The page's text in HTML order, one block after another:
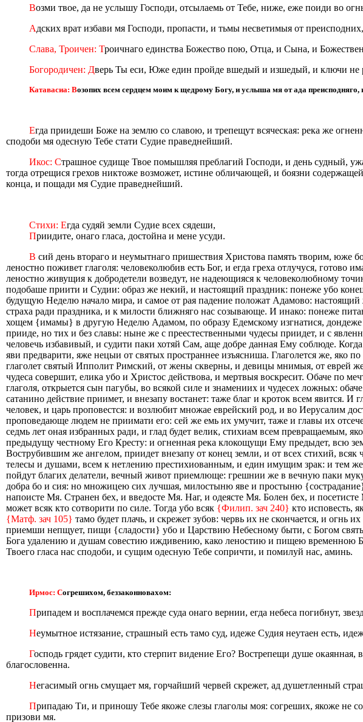
Возми твое, да не услышу Господи, отсылаемь от Тебе, ниже, еже поиди во
Адских врат избави мя Господи, пропасти, и тьмы несветимыя от
Слава, Троичен: Троичнаго единства Божество пою, Отца, и Сына, и
Богородичен: Дверь Ты еси, Юже един пройде вшедый и изшедый, и ключи не
Катавасиа: Возопих всем сердцем моим к щедрому Богу, и услыша мя от ада преисподняго,
Егда приидеши Боже на землю со славою, и трепещут всяческая: река же
сподоби мя одесную Тебе стати Судие праведнейший.
Икос: Страшное судище Твое помышляя преблагий Господи, и день судный,
тогда отрещися грехов никтоже возможет, истине обличающей, и боязни
конца, и пощади мя Судие праведнейший.
Стихи: Егда судяй земли Судие всех сядеши,
Приидите, онаго гласа, достойна и мене усуди.
В сий день втораго и неумытнаго пришествия Христова память творим, юже
леностно поживет глаголя: человеколюбив есть Бог, и егда греха отлучуся,
леностно живущия к добродетели возведут, не надеющияся к человеколюбному
подобаше приити и Судии: образ же некий, и настоящий праздник: понеже убо
будущую Неделю начало мира, и самое от рая падение положат Адамово:
страха ради праздника, и к милости ближняго нас созывающе. И инако: понеже
хощем {имамы} в другую Неделю Адамом, по образу Едемскому изгнатися,
прииде, но тих и без славы: ныне же с преестественными чудесы приидет, и с
человечь избавивый, и судити паки хотяй Сам, аще добре данная Ему соблюде.
яви предварити, яже нецыи от святых пространнее изъясниша. Глаголется же, яко
глаголет святый Ипполит Римский, от жены скверны, и девицы мнимыя, от еврей
чудеса совершит, елика убо и Христос действова, и мертвыя воскресит. Обаче по
глаголя, открыется сын пагубы, во всякой силе и знамениих и чудесех ложных:
сатанино действие приимет, и внезапу востанет: таже благ и кроток всем явится.
человек, и царь проповестся: и возлюбит множае еврейский род, и во Иерусалим
проповедающе людем не приимати его: сей же емь их умучит, таже и главы их
седмь лет оная избранных ради, и глад будет велик, стихиам всем превращаемым,
предыдущу честному Его Кресту: и огненная река клокощущи Ему предыдет, всю
Вострубившим же ангелом, приидет внезапу от конец земли, и от всех стихий,
телесы и душами, всем к нетлению престихиованным, и един имущим зрак: и тем
пойдут благих делатели, вечный живот приемлюще: грешнии же в вечную паки
добра бо и сия: но множицею сих лучшая, милостыню яве и простыню
напоисте Мя. Странен бех, и введосте Мя. Наг, и одеясте Мя. Болен бех, и
может всяк кто сотворити по силе. Тогда убо всяк {Филип. зач 240} кто исповесть,
{Матф. зач 105} тамо будет плачь, и скрежет зубов: червь их не скончается, и огнь их
приемши непщует, пищи {сладости} убо и Царствию Небесному быти, с Богом
Бога удалению и душам совестию иждивению, како леностию и пищею временною
Твоего гласа нас сподоби, и сущим одесную Тебе сопричти, и помилуй нас, аминь.
Ирмос: Согрешихом, беззаконновахом:
Припадем и восплачемся прежде суда онаго вернии, егда небеса погибнут,
Неумытное истязание, страшный есть тамо суд, идеже Судия неутаен есть,
Господь грядет судити, кто стерпит видение Его? Вострепещи душе
благословенна.
Негасимый огнь смущает мя, горчайший червей скрежет, ад душетленный
Припадаю Ти, и приношу Тебе якоже слезы глаголы моя: согреших, якоже не
призови мя.